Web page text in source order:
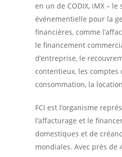
en un de CODIX, iMX –
événementielle pour la
financières, comme
le financement
d’entreprise, le
contentieux, les comptes
consommation, la
FCI est l’organisme
l’affacturage et le
domestiques et de
mondiales. Avec près de